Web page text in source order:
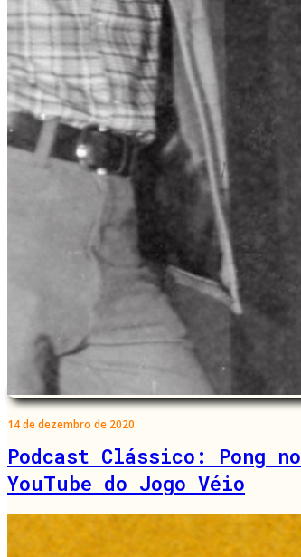
14 de dezembro de 2020
Podcast Clássico: Pong no
YouTube do Jogo Véio